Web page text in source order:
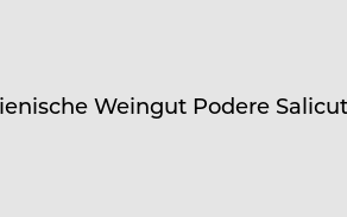
Weingut Podere